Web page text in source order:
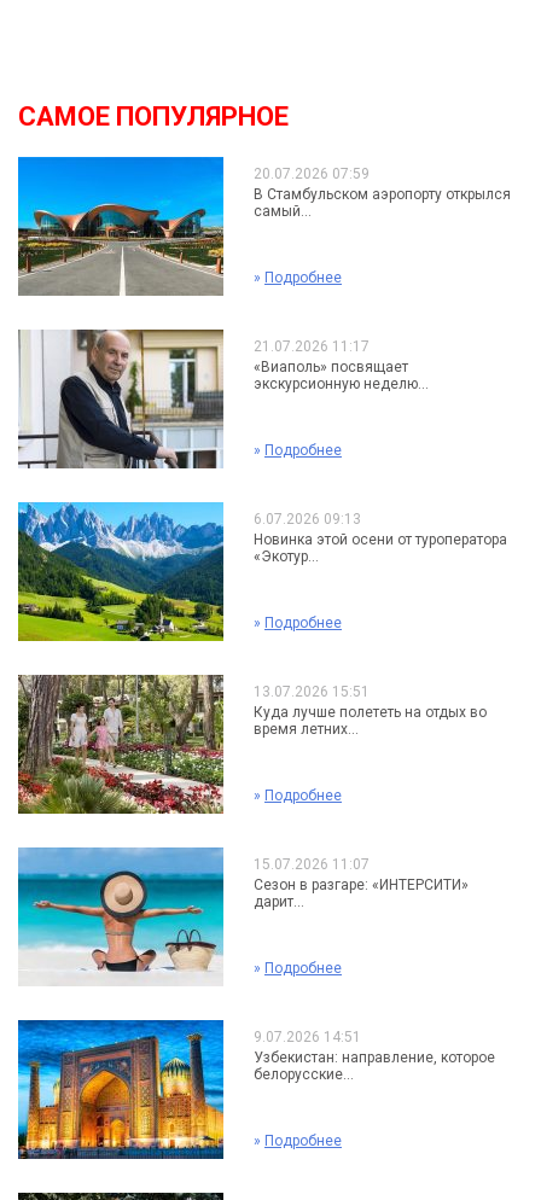
САМОЕ ПОПУЛЯРНОЕ
20.07.2026 07:59
В Стамбульском аэропорту открылся
самый...
» Подробнее
21.07.2026 11:17
«Виаполь» посвящает
экскурсионную неделю...
» Подробнее
6.07.2026 09:13
Новинка этой осени от туроператора
«Экотур...
» Подробнее
13.07.2026 15:51
Куда лучше полететь на отдых во
время летних...
» Подробнее
15.07.2026 11:07
Сезон в разгаре: «ИНТЕРСИТИ»
дарит...
» Подробнее
9.07.2026 14:51
Узбекистан: направление, которое
белорусские...
» Подробнее